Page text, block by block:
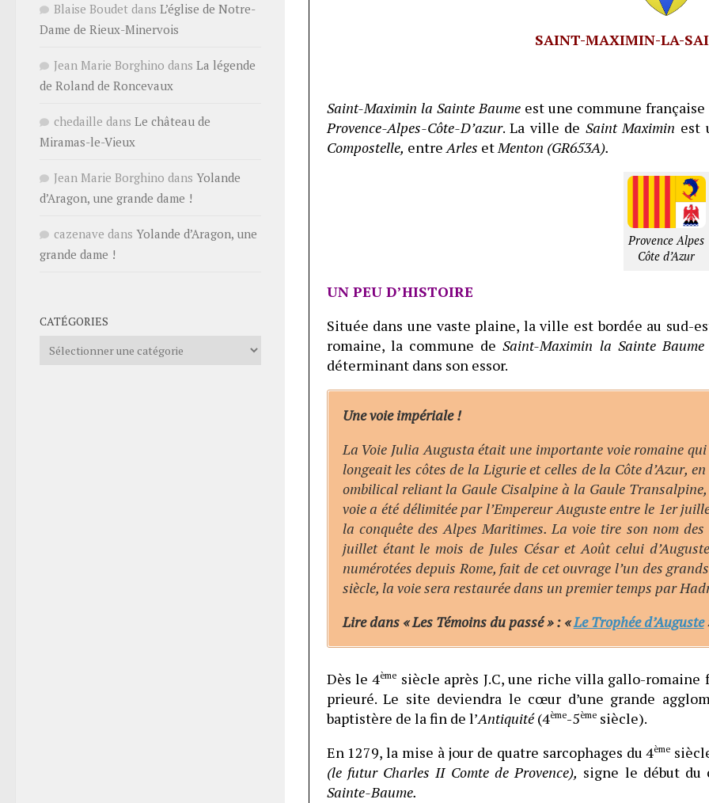
SAINT-MAXIMIN-LA-
Saint-Maximin la Sainte Baumeest une commune
Provence-Alpes-Côte-D’azur. La ville de Saint Maximin est
Compostelle, entreArles etMenton (GR653A).
Provence Alpes
Côte d’Azur
UN PEU D’HISTOIRE
Située dans une vaste plaine, la ville est bordée au sud-
romaine, la commune deSaint-Maximin la Sainte Baume
déterminant dans son essor.
Une voie impériale !
La Voie Julia Augusta était une importante voie romaine
longeait les côtes de la Ligurie et celles de la Côte d’Azur,
ombilical reliant la Gaule Cisalpine à la Gaule
voie a été délimitée par l’Empereur Auguste entre le 1er
la conquête des Alpes Maritimes. La voie tire son nom
juillet étant le mois de Jules César et Août celui
numérotées depuis Rome, fait de cet ouvrage l’un des
siècle, la voie sera restaurée dans un premier temps par
Lire dans « Les Témoins du passé » : «Le Trophée d’Auguste
Dès le 4ème siècle après J.C, une riche villa gallo-
prieuré. Le site deviendra le cœur d’une grande
baptistère de la fin de l’Antiquité(4ème-5èmesiècle).
En 1279, la mise à jour de quatre sarcophages du 4ème
(le futur Charles II Comte de Provence), signe le début
Sainte-Baume.
Blaise Boudet dans L’église de Notre-
Dame de Rieux-Minervois
Jean Marie Borghino dans La légende
de Roland de Roncevaux
chedaille dans Le château de
Miramas-le-Vieux
Jean Marie Borghino dans Yolande
d’Aragon, une grande dame !
cazenave dans Yolande d’Aragon, une
grande dame !
CATÉGORIES
Catégories